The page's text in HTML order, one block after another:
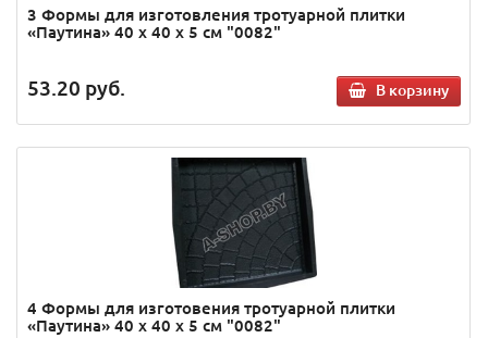
3 Формы для изготовления тротуарной плитки
«Паутина» 40 х 40 х 5 см "0082"
53.20 руб. В корзину
4 Формы для изготовения тротуарной плитки
«Паутина» 40 х 40 х 5 см "0082"